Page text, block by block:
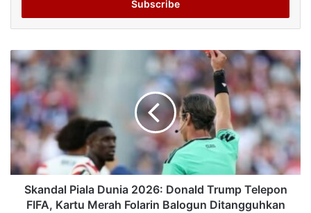
Skandal Piala Dunia 2026: Donald Trump Telepon
FIFA, Kartu Merah Folarin Balogun Ditangguhkan